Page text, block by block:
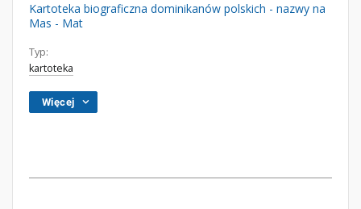
Kartoteka biograficzna dominikanów polskich - nazwy na
Mas - Mat
Typ:
kartoteka
Więcej